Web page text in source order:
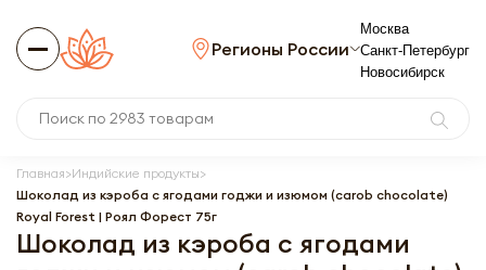
Регионы России
Москва
Санкт-Петербург
Новосибирск
Главная Индийские продукты
Шоколад из кэроба с ягодами годжи и изюмом (carob chocolate)
Royal Forest | Роял Форест 75г
Шоколад из кэроба с ягодами